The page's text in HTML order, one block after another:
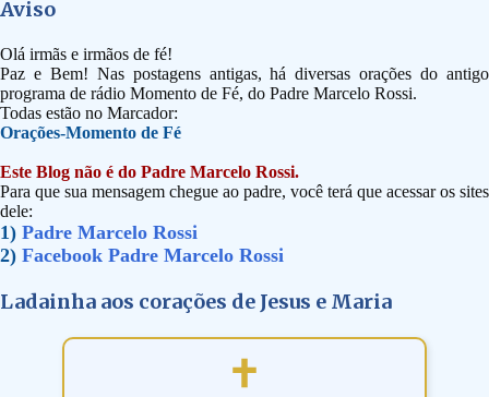
Aviso
Olá irmãs e irmãos de fé!
Paz e Bem! Nas postagens antigas, há diversas orações do antigo
programa de rádio Momento de Fé, do Padre Marcelo Rossi.
Todas estão no Marcador:
Orações-Momento de Fé
Este Blog não é do Padre Marcelo Rossi.
Para que sua mensagem chegue ao padre, você terá que acessar os sites
dele:
1) Padre Marcelo Rossi
2) Facebook Padre Marcelo Rossi
Ladainha aos corações de Jesus e Maria